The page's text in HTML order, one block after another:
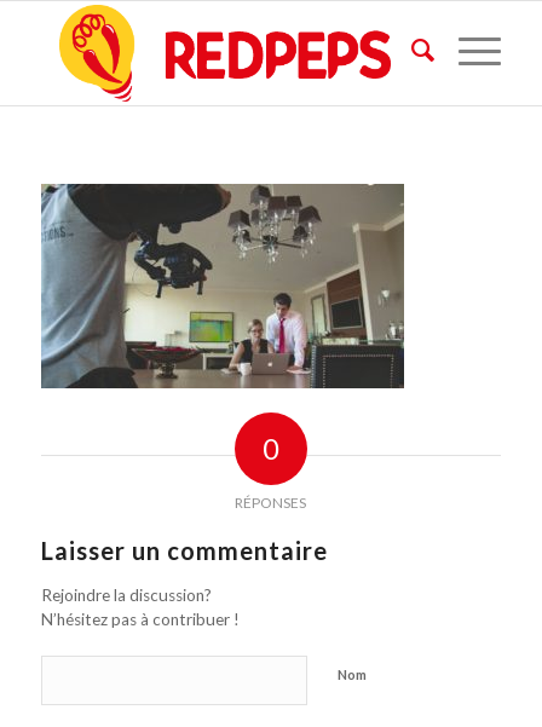
0
RÉPONSES
Laisser un commentaire
Rejoindre la discussion?
N’hésitez pas à contribuer !
Nom